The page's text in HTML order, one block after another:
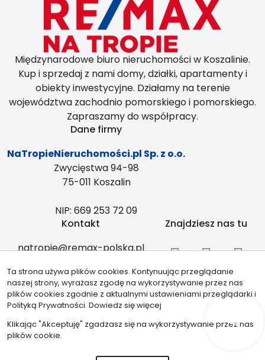
Międzynarodowe biuro nieruchomości w Koszalinie.
Kup i sprzedaj z nami domy, działki, apartamenty i
obiekty inwestycyjne. Działamy na terenie
województwa zachodnio pomorskiego i pomorskiego.
Zapraszamy do współpracy.
Dane firmy
NaTropieNieruchomości.pl Sp. z o.o.
Zwycięstwa 94-98
75-011 Koszalin
NIP: 669 253 72 09
Kontakt
natropie@remax-polska.pl
+48 883 334 408
Znajdziesz nas tu
Partnerzy
Ta strona używa plików cookies. Kontynuując przeglądanie
naszej strony, wyrażasz zgodę na wykorzystywanie przez nas
plików cookies zgodnie z aktualnymi ustawieniami przeglądarki i
Polityką Prywatności. Dowiedz się więcej
Klikając "Akceptuję" zgadzasz się na wykorzystywanie przez nas
plików cookie.
Hej! Chętnie Ci pomogę